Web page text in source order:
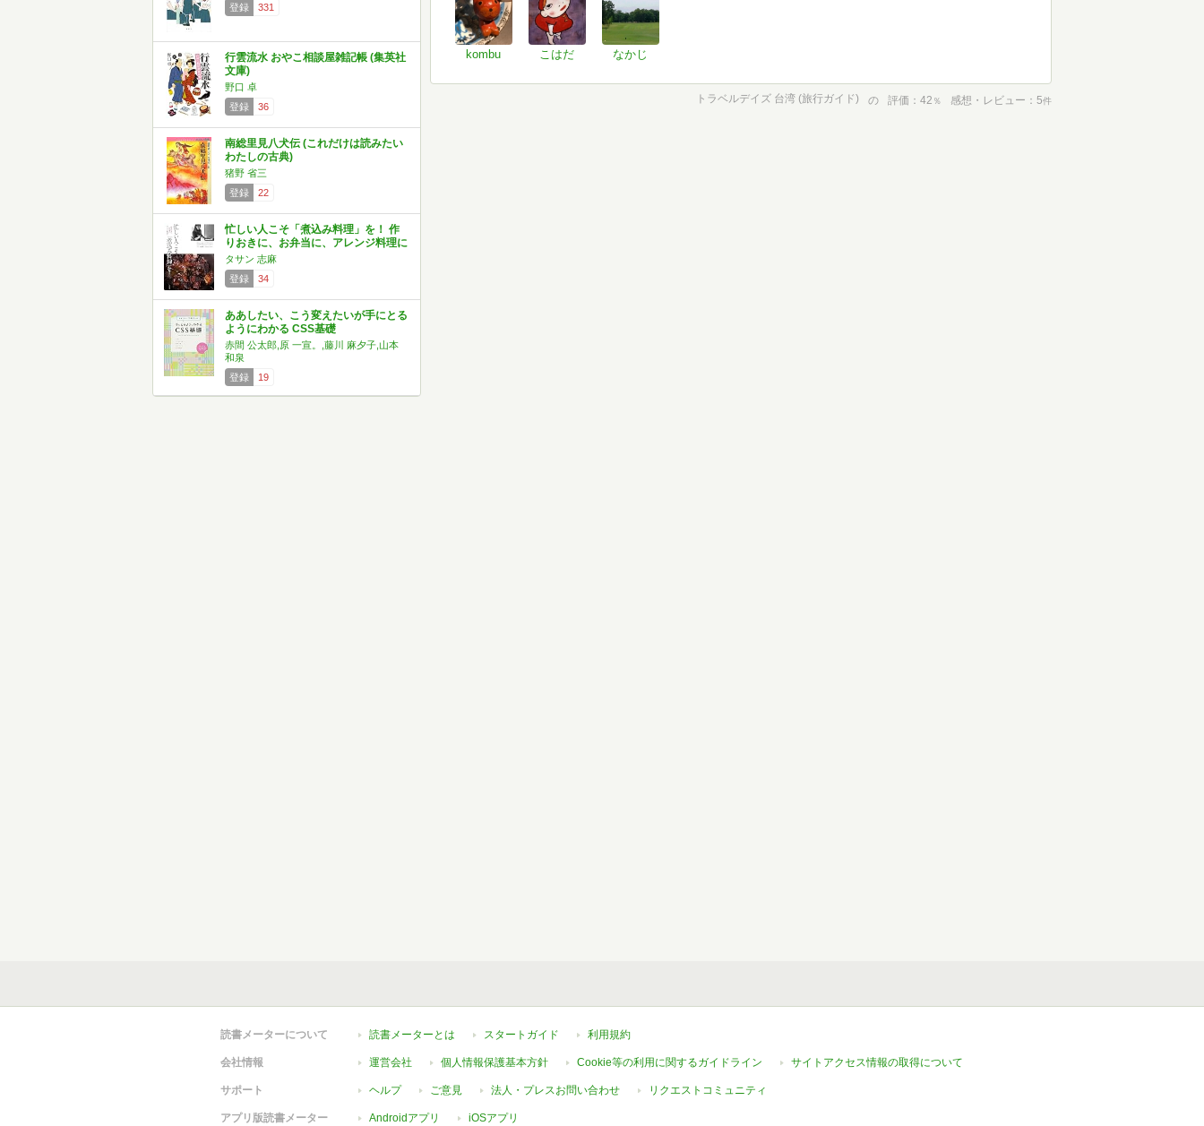
登録
331
行雲流水 おやこ相談屋雑記帳 (集英社
文庫)
野口 卓
登録
36
南総里見八犬伝 (これだけは読みたい
わたしの古典)
猪野 省三
登録
22
忙しい人こそ「煮込み料理」を！ 作
りおきに、お弁当に、アレンジ料理に
タサン 志麻
登録
34
ああしたい、こう変えたいが手にとる
ようにわかる CSS基礎
赤間 公太郎,原 一宣。,藤川 麻夕子,山本
和泉
登録
19
kombu こはだ なかじ
トラベルデイズ 台湾 (旅行ガイド) の 評価 42 ％ 感想・レビュー 5件
読書メーターについて 読書メーターとは スタートガイド 利用規約
会社情報 運営会社 個人情報保護基本方針 Cookie等の利用に関するガイドライン サイトアクセス情報の取得について
サポート ヘルプ ご意見 法人・プレスお問い合わせ リクエストコミュニティ
アプリ版読書メーター Androidアプリ iOSアプリ